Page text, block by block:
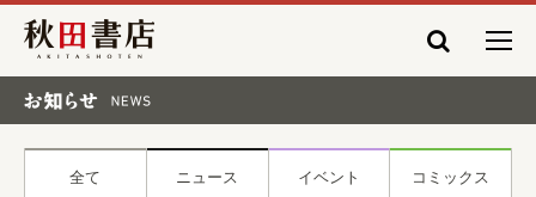
秋田書店
全て ニュース イベント コミックス